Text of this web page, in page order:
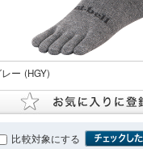
ー (HGY)
比較対象にする